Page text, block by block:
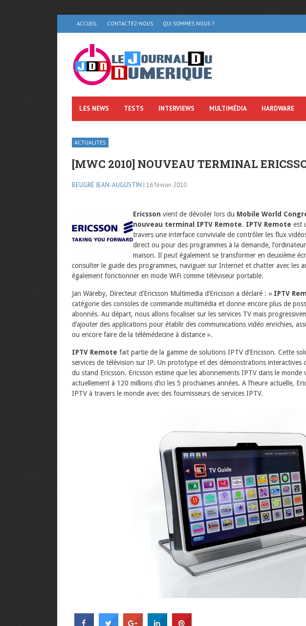
ACCUEIL CONTACTEZ-NOUS QUI SOMMES NOUS ?
LES NEWS TESTS INTERVIEWS MULTIMÉDIA HARDWARE
ACTUALITÉS
[MWC 2010] NOUVEAU TERMINAL
BEUGRÉ JEAN-AUGUSTIN | 16 février 2010
Ericsson vient de dévoiler lors du Mobile World
nouveau terminal IPTV Remote. IPTV Remote est
travers une interface conviviale de contrôler les flux
direct ou pour des programmes à la demande,
maison. Il peut également se transformer en deuxième
consulter le guide des programmes, naviguer sur Internet et chatter avec les
également fonctionner en mode WiFi comme téléviseur portable.
Jan Wäreby, Directeur d’Ericsson Multimedia d’Ericsson a déclaré : « IPTV
catégorie des consoles de commande multimédia et donne encore plus de
abonnés. Au départ, nous allons focaliser sur les services TV mais
d’ajouter des applications pour établir des communications vidéo enrichies,
ou encore faire de la télémédecine à distance ».
IPTV Remote fait partie de la gamme de solutions IPTV d’Ericsson. Cette
services de télévision sur IP. Un prototype et des démonstrations interactives
du stand Ericsson. Ericsson estime que les abonnements IPTV dans le
actuellement à 120 millions d’ici les 5 prochaines années. A l’heure actuelle,
IPTV à travers le monde avec des fournisseurs de services IPTV.